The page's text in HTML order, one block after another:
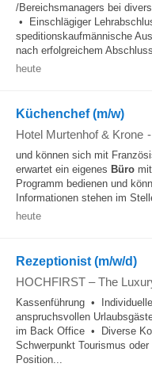
/Bereichsmanagers bei
• Einschlägiger
speditionskaufmännische
nach erfolgreichem
heute
Küchenchef (m/w)
Hotel Murtenhof & Krone -
und können sich mit
erwartet ein eigenes Büro
Programm bedienen und
Informationen stehen im
heute
Rezeptionist (m/w/d)
HOCHFIRST – The
Kassenführung •
anspruchsvollen
im Back Office • Diverse
Schwerpunkt Tourismus
Position...